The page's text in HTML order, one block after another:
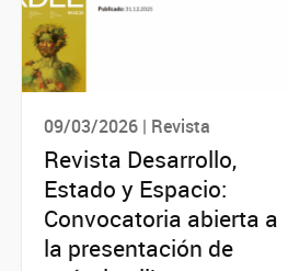
09/03/2026 | Revista
Revista Desarrollo,
Estado y Espacio:
Convocatoria abierta a
la presentación de